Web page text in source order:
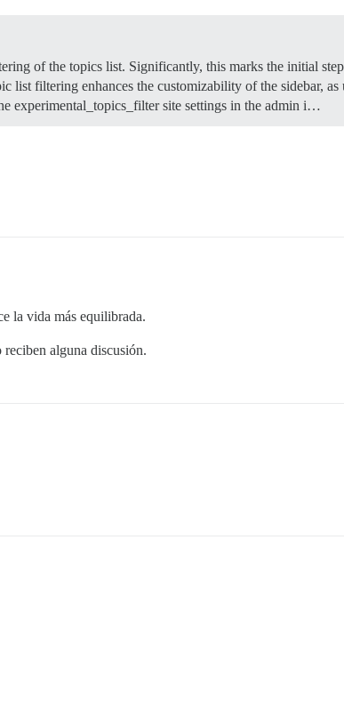
of the topics list. Significantly, this marks the initial
filtering enhances the customizability of the sidebar, as
experimental_topics_filter site settings in the admin i…
la vida más equilibrada.
reciben alguna discusión.